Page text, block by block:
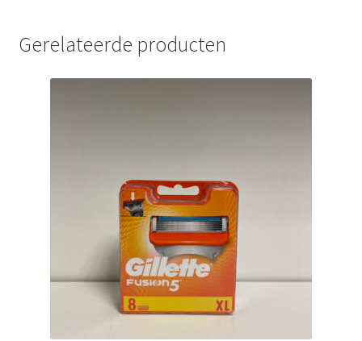
Gerelateerde producten